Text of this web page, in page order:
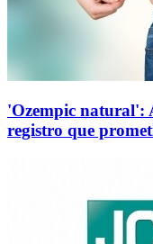
'Ozempic natural':
registro que